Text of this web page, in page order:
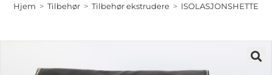
Hjem > Tilbehør > Tilbehør ekstrudere > ISOLASJONSHETTE